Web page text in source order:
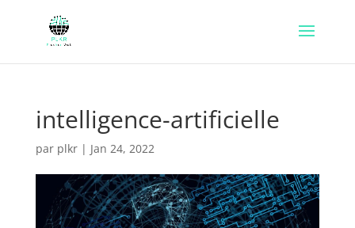
intelligence-artificielle
par plkr| Jan 24, 2022